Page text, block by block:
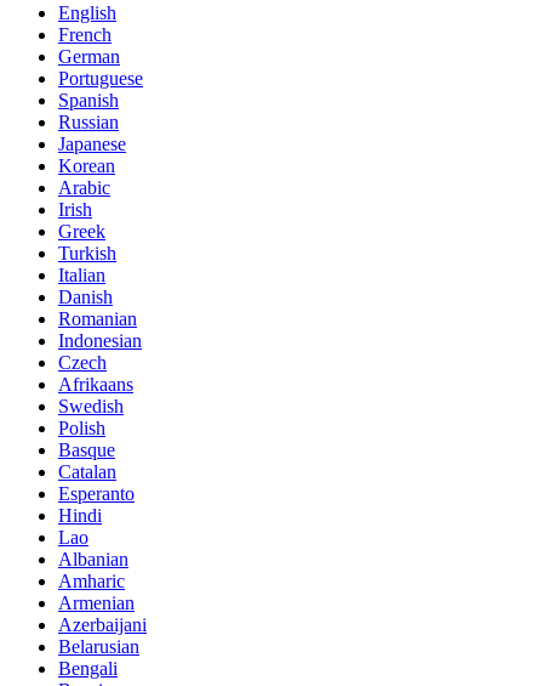
English
French
German
Portuguese
Spanish
Russian
Japanese
Korean
Arabic
Irish
Greek
Turkish
Italian
Danish
Romanian
Indonesian
Czech
Afrikaans
Swedish
Polish
Basque
Catalan
Esperanto
Hindi
Lao
Albanian
Amharic
Armenian
Azerbaijani
Belarusian
Bengali